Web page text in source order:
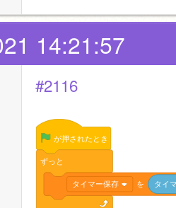
14:21:57
#2116
が押されたとき
ずっと
タイマー保存 を タイ